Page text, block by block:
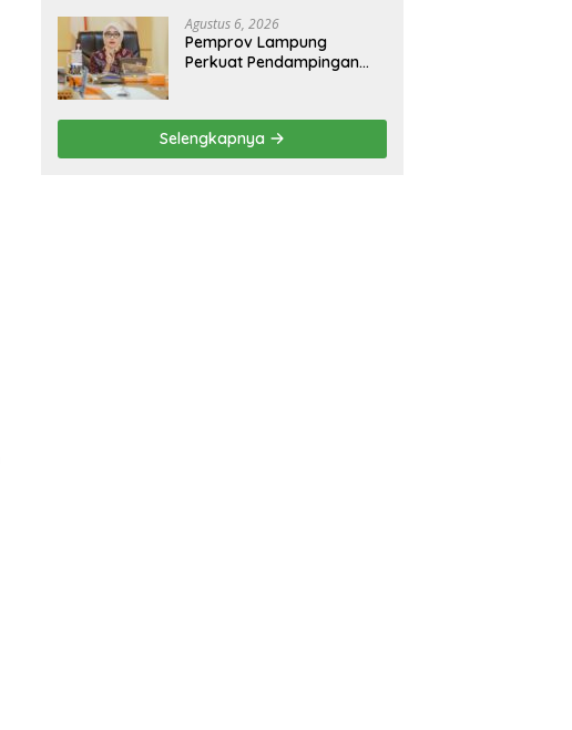
Mobilitas Warga Lebih
Aman dan Nyaman
Agustus 6, 2026
Pemprov Lampung
Perkuat Pendampingan
Tanggamus
Selengkapnya